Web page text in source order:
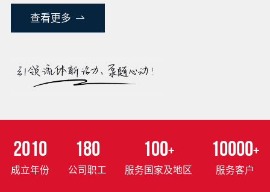
查看更多
2010
成立年份
180
公司职工
100+
服务国家及地区
10000+
服务客户